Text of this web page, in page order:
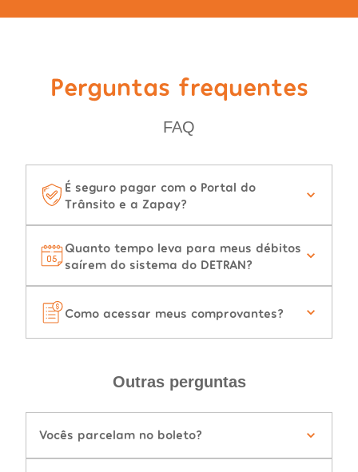
Perguntas frequentes
FAQ
É seguro pagar com o Portal do
Trânsito e a Zapay?
Quanto tempo leva para meus débitos
saírem do sistema do DETRAN?
Como acessar meus comprovantes?
Outras perguntas
Vocês parcelam no boleto?